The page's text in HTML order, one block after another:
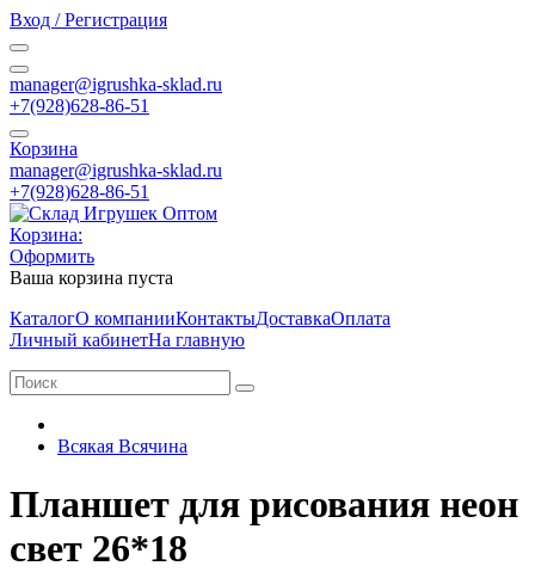
Вход / Регистрация
manager@igrushka-sklad.ru
+7(928)628-86-51
Корзина
manager@igrushka-sklad.ru
+7(928)628-86-51
Корзина:
Оформить
Ваша корзина пуста
КаталогО компанииКонтактыДоставкаОплата
Личный кабинетНа главную
Всякая Всячина
Планшет для рисования неон
свет 26*18